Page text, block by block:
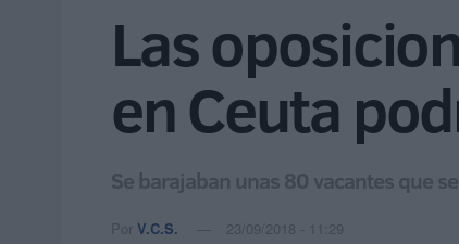
Las
en Ceuta
Se barajaban unas 80 vacantes que
Por V.C.S. 23/09/2018 - 11:29